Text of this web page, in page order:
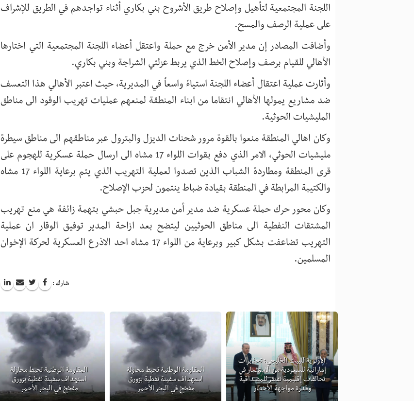
اللجنة المجتمعية لتأهيل وإصلاح طريق الأشروح بني بكاري أثناء تواجدهم في الطريق للإشراف
على عملية الرصف والمسح.
وأضافت المصادر إن مدير الأمن خرج مع حملة واعتقل أعضاء اللجنة المجتمعية التي اختارها
الأهالي للقيام برصف وإصلاح الخط الذي يربط عزلتي الشراجة وبني بكاري.
وأثارت عملية اعتقال أعضاء اللجنة استياءً واسعاً في المديرية، حيث اعتبر الأهالي هذا التعسف
ضد مشاريع يمولها الأهالي انتقاما من ابناء المنطقة لمنعهم عمليات تهريب الوقود الى مناطق
المليشيات الحوثية.
وكان اهالي المنطقة منعوا بالقوة مرور شحنات الديزل والبترول عبر مناطقهم الى مناطق سيطرة
مليشيات الحوثي، الامر الذي دفع بقوات اللواء 17 مشاه الى ارسال حملة عسكرية للهجوم على
قرى المنطقة ومطاردة الشباب الذين تصدوا لعملية التهريب الذي يتم برعاية اللواء 17 مشاه
والكتيبة المرابطة في المنطقة بقيادة ضباط ينتمون لحزب الإصلاح.
وكان محور حرك حملة عسكرية ضد مدير أمن مديرية جبل حبشي بتهمة زائفة هي منع تهريب
المشتقات النفطية الى مناطق الحوثيين ليتضح بعد ازاحة المدير توفيق الوقار ان عملية
التهريب تضاعفت بشكل كبير وبرعاية من اللواء 17 مشاه احد الاذرع العسكرية لحركة الإخوان
المسلمين.
شارك :
الأولوية للبيت الخليجي: تحذيرات
إماراتية للسعودية من الاستثمار في
تحالفات إقليمية تفتقر للمصداقية
وقدرة مواجهة الأخطار
المقاومة الوطنية تحبط محاولة
استهداف سفينة نفطية بزورق
مفخخ في البحر الأحمر
المقاومة الوطنية تحبط محاولة
استهداف سفينة نفطية بزورق
مفخخ في البحر الأحمر